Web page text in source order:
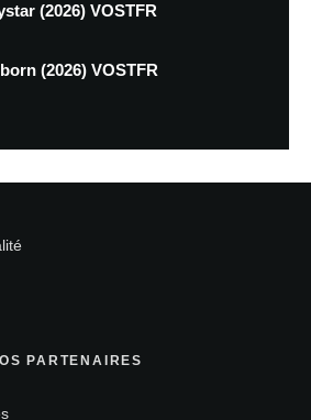
(2026) VOSTFR
(2026) VOSTFR
PARTENAIRES